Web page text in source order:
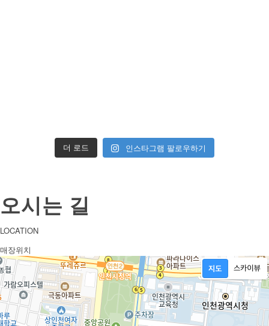
더 로드 인스타그램 팔로우하기
오시는 길
LOCATION
매장위치